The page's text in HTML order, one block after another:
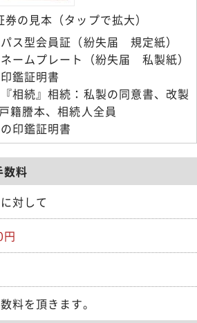
券の見本（タップで拡大）
パス型会員証（紛失届 規定紙）
ネームプレート（紛失届 私製紙）
印鑑証明書
『相続』相続：私製の同意書、改製
籍謄本、相続人全員
の印鑑証明書
数料
対して
料を頂きます。